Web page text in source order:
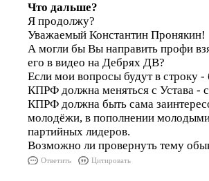
Что дальше?
Я продолжу?
Уважаемый Константин Пронякин!
А могли бы Вы направить профи
его в видео на Дебрях ДВ?
Если мои вопросы будут в строку -
КПРФ должна меняться с Устава -
КПРФ должна быть сама
молодёжи, в пополнении
партийных лидеров.
Возможно ли провернуть тему
Ответить Цитировать